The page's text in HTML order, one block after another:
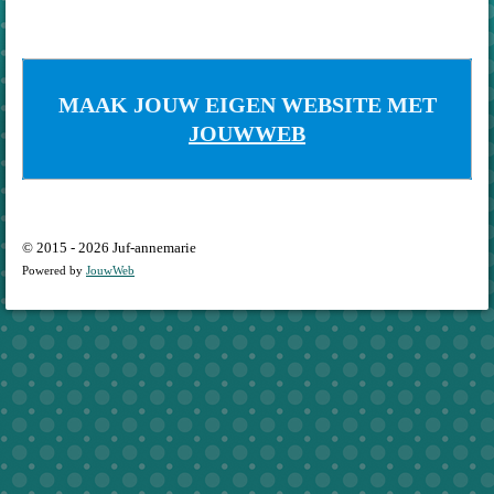
MAAK JOUW EIGEN WEBSITE MET
JOUWWEB
© 2015 - 2026 Juf-annemarie
Powered by JouwWeb